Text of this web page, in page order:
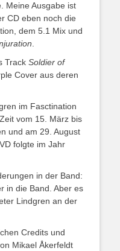
Meine Ausgabe ist
CD eben noch die
dem 5.1 Mix und
.
Track Soldier of
Cover aus deren
im Fasctination
vom 15. März bis
und am 29. August
folgte im Jahr
in der Band:
in die Band. Aber es
Lindgren an der
Credits und
Mikael Åkerfeldt